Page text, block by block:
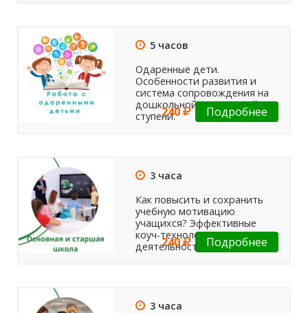
5 часов
Одаренные дети.
Особенности развития и
система сопровождения на
дошкольной и школьной
ступени.
240 Подробнее
3 часа
Как повысить и сохранить
учебную мотивацию
учащихся? Эффективные
коуч-технологии в
деятельности педагога.
240 Подробнее
3 часа